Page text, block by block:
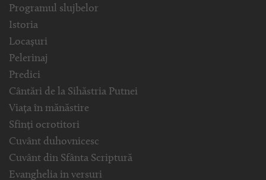
Programul slujbelor
Istoria
Locașuri
Pelerinaj
Predici
Cântări de la Sihăstria Putnei
Viața în mănăstire
Sfinți ocrotitori
Cuvânt duhovnicesc
Cuvânt din Sfânta Scriptură
Evanghelia in versuri